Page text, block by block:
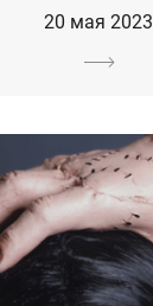
20 мая 2023